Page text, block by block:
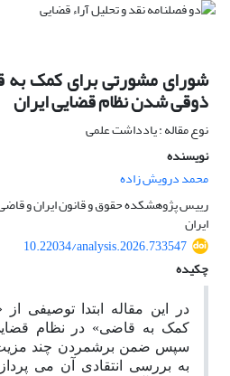
شورای مشورتی برای کمک
ذوقی شدن نظام قضایی ایران
نوع مقاله : یادداشت علمی
نویسنده
محمد درویش زاده
رییس پژوهشکده حقوق و قانون ایران و قاضی
ایران
10.22034/analysis.2026.733547
چکیده
در این مقاله ابتدا توصیفی
کمک به قاضی» در نظام
سپس ضمن برشمردن چند مزیت